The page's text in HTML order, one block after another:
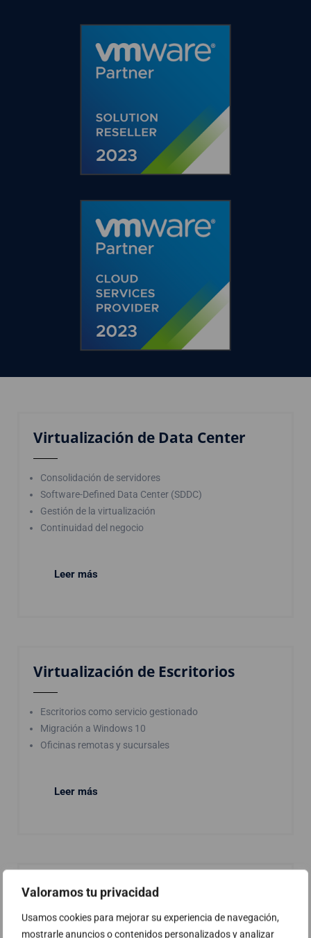
Valoramos tu privacidad
Usamos cookies para mejorar su experiencia de navegación,
mostrarle anuncios o contenidos personalizados y analizar
Virtualización de Data Center
Consolidación de servidores
Software-Defined Data Center (SDDC)
Gestión de la virtualización
Continuidad del negocio
Leer más
Virtualización de Escritorios
Escritorios como servicio gestionado
Migración a Windows 10
Oficinas remotas y sucursales
Leer más
Virtualización de Aplicaciones
Virtualización de Microsoft Exchange